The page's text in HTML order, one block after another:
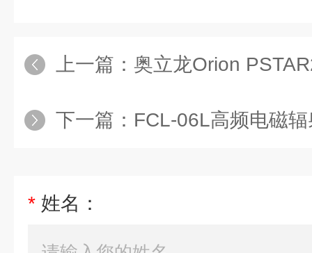
上一篇： 奥立龙Orion
下一篇： FCL-06L高频电磁辐
* 姓名：